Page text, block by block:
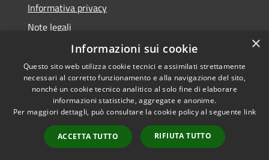
Informativa privacy
Note legali
Dichiarazione di accessibilità
RSS
Copyright © 2026 • Comune di
Municipium•
Accesso
redazione
×
Informazioni sui cookie
Questo sito web utilizza cookie tecnici e assimilati strettamente
necessari al corretto funzionamento e alla navigazione del sito,
nonché un cookie tecnico analitico al solo fine di elaborare
informazioni statistiche, aggregate e anonime.
Per maggiori dettagli, può consultare la cookie policy al seguente link
ACCETTA TUTTO RIFIUTA TUTTO